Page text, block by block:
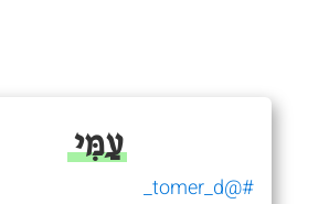
עַמִּי
#@tomer_d_